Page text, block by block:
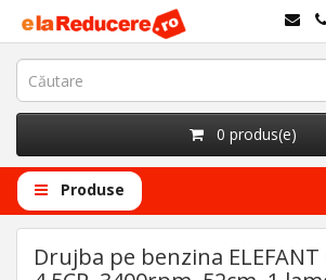
0 produs(e)
Produse
Drujba pe benzina ELEFANT